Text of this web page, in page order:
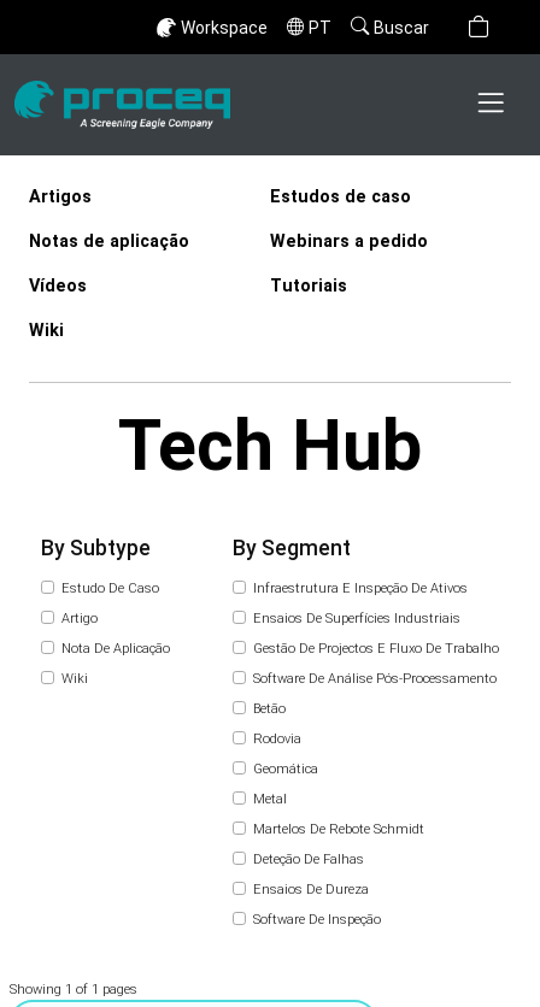
Workspace PT Buscar
Artigos Estudos de caso
Notas de aplicação Webinars a pedido
Vídeos Tutoriais
Wiki
Tech Hub
By Subtype
Estudo De Caso
Artigo
Nota De Aplicação
Wiki
By Segment
Infraestrutura E Inspeção De Ativos
Ensaios De Superfícies Industriais
Gestão De Projectos E Fluxo De Trabalho
Software De Análise Pós-Processamento
Betão
Rodovia
Geomática
Metal
Martelos De Rebote Schmidt
Deteção De Falhas
Ensaios De Dureza
Software De Inspeção
Showing 1 of 1 pages